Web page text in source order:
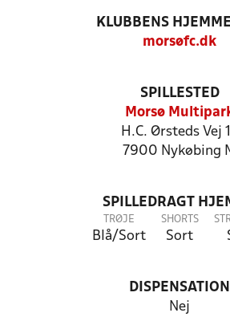
KLUBBENS
morsøfc.dk
SPILLESTED
Morsø
H.C. Ørsteds Vej
7900 Nykøbing
SPILLEDRAGT
TRØJE
Blå/Sort
SHORTS
Sort
DISPENSATION
Nej